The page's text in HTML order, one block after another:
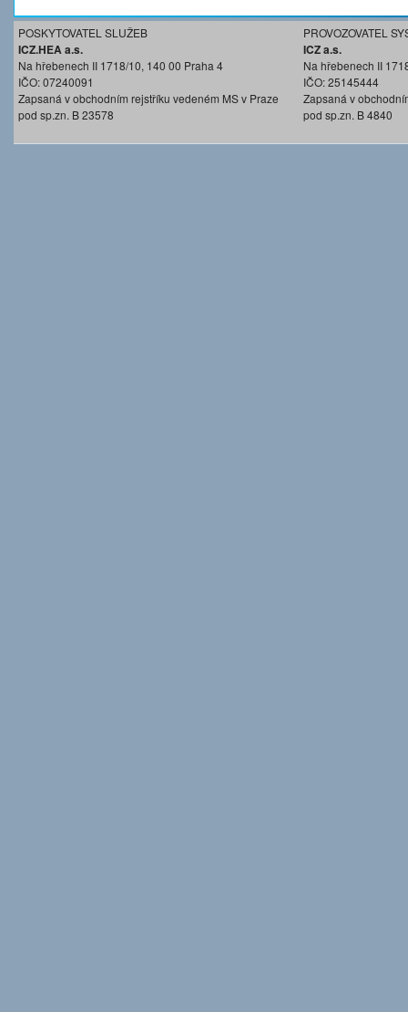
POSKYTOVATEL SLUŽEB
ICZ.HEA a.s.
Na hřebenech II 1718/10, 140 00 Praha 4
IČO: 07240091
Zapsaná v obchodním rejstříku vedeném MS v Praze
pod sp.zn. B 23578
PROVOZOVATEL
ICZ a.s.
Na hřebenech II
IČO: 25145444
Zapsaná v
pod sp.zn. B 4840